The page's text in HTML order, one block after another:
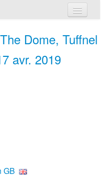
Dome, Tuffnel
avr. 2019
GB